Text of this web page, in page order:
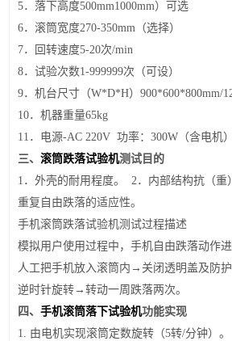
5．落下高度500mm1000mm）可选
6．滚筒宽度270-350mm（选择）
7．回转速度5-20次/min
8．试验次数1-999999次（可设）
9．机台尺寸（W*D*H）900*600*800mm/
10．机器重量65kg
11 ．电源-AC 220V 功率：300W（
三、滚筒跌落试验机测试目的
1 ．外壳的耐用程度。 2．内部结构抗（重
重复自由跌落的适应性。
手机滚筒跌落试验机测试过程描述
模拟用户使用过程中，手机自由跌落动作进
人工把手机放入滚筒内→关闭透明盖及防
逆时针旋转→转动一周跌落两次。
四、手机滚筒落下试验机功能实现
1. 由电机实现滚筒定数旋转（5转/分钟）。